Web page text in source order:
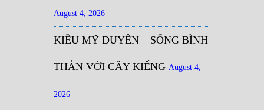
August 4, 2026
KIỀU MỸ DUYÊN – SỐNG BÌNH
THẢN VỚI CÂY KIỂNG August 4,
2026